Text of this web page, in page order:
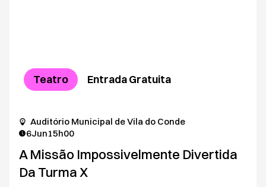
Teatro Entrada Gratuita
Auditório Municipal de Vila do Conde
6Jun15h00
A Missão Impossivelmente Divertida
Da Turma X